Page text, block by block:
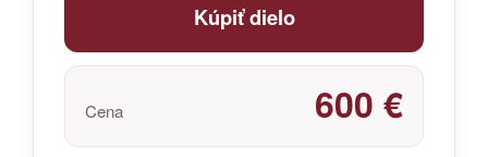
Kúpiť dielo
Cena 600 €